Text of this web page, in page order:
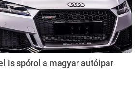
is spórol a magyar autóipar